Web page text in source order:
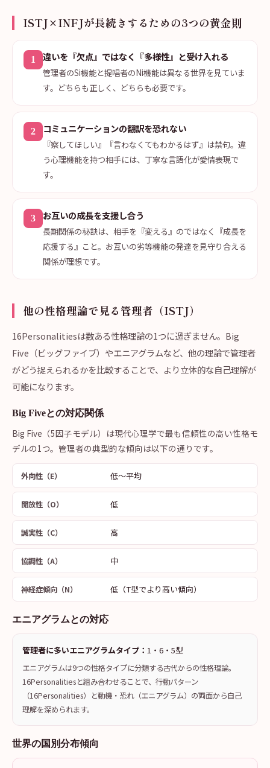
ISTJ×INFJが長続きするための3つの黄金則
1 違いを『欠点』ではなく『多様性』と受け入れる
管理者のSi機能と提唱者のNi機能は異なる世界を見ていま
す。どちらも正しく、どちらも必要です。
2 コミュニケーションの翻訳を恐れない
『察してほしい』『言わなくてもわかるはず』は禁句。違
う心理機能を持つ相手には、丁寧な言語化が愛情表現で
す。
3 お互いの成長を支援し合う
長期関係の秘訣は、相手を『変える』のではなく『成長を
応援する』こと。お互いの劣等機能の発達を見守り合える
関係が理想です。
他の性格理論で見る管理者（ISTJ）
16Personalitiesは数ある性格理論の1つに過ぎません。Big
Five（ビッグファイブ）やエニアグラムなど、他の理論で管理者
がどう捉えられるかを比較することで、より立体的な自己理解が
可能になります。
Big Fiveとの対応関係
Big Five（5因子モデル）は現代心理学で最も信頼性の高い性格モ
デルの1つ。管理者の典型的な傾向は以下の通りです。
外向性（E） 低〜平均
開放性（O） 低
誠実性（C） 高
協調性（A） 中
神経症傾向（N） 低（T型でより高い傾向）
エニアグラムとの対応
管理者に多いエニアグラムタイプ： 1・6・5型
エニアグラムは9つの性格タイプに分類する古代からの性格理論。
16Personalitiesと組み合わせることで、行動パターン
（16Personalities）と動機・恐れ（エニアグラム）の両面から自己
理解を深められます。
世界の国別分布傾向